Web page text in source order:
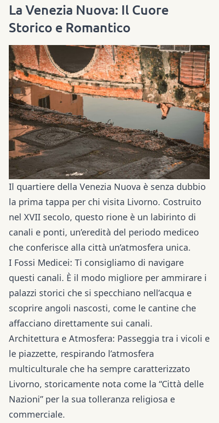
La Venezia Nuova: Il Cuore
Storico e Romantico
Il quartiere della Venezia Nuova è senza dubbio
la prima tappa per chi visita Livorno. Costruito
nel XVII secolo, questo rione è un labirinto di
canali e ponti, un’eredità del periodo mediceo
che conferisce alla città un’atmosfera unica.
I Fossi Medicei: Ti consigliamo di navigare
questi canali. È il modo migliore per ammirare i
palazzi storici che si specchiano nell’acqua e
scoprire angoli nascosti, come le cantine che
affacciano direttamente sui canali.
Architettura e Atmosfera: Passeggia tra i vicoli e
le piazzette, respirando l’atmosfera
multiculturale che ha sempre caratterizzato
Livorno, storicamente nota come la “Città delle
Nazioni” per la sua tolleranza religiosa e
commerciale.